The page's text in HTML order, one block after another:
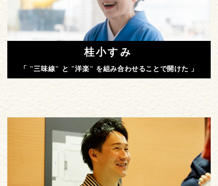
桂小すみ
「 "三味線" と "洋楽" を組み合わせることで開けた 」